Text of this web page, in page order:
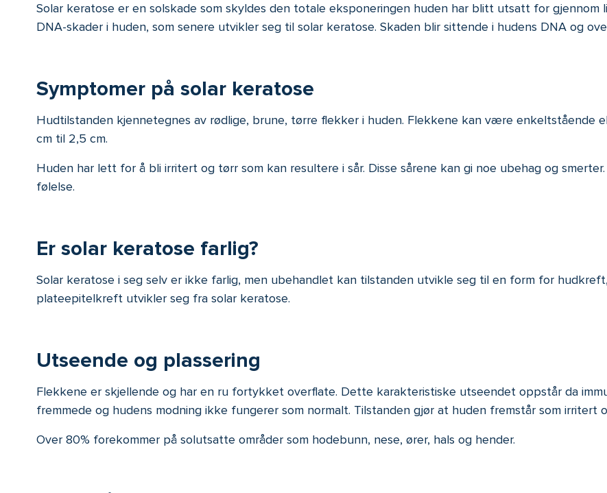
Solar keratose er en solskade som skyldes den totale eksponeringen huden har blitt utsatt for
DNA-skader i huden, som senere utvikler seg til solar keratose. Skaden blir sittende i hudens DNA og
Symptomer på solar keratose
Hudtilstanden kjennetegnes av rødlige, brune, tørre flekker i huden. Flekkene kan være enkeltstående
cm til 2,5 cm.
Huden har lett for å bli irritert og tørr som kan resultere i sår. Disse sårene kan gi noe ubehag og
følelse.
Er solar keratose farlig?
Solar keratose i seg selv er ikke farlig, men ubehandlet kan tilstanden utvikle seg til en form for
plateepitelkreft utvikler seg fra solar keratose.
Utseende og plassering
Flekkene er skjellende og har en ru fortykket overflate. Dette karakteristiske utseendet oppstår da
fremmede og hudens modning ikke fungerer som normalt. Tilstanden gjør at huden fremstår som irritert
Over 80% forekommer på solutsatte områder som hodebunn, nese, ører, hals og hender.